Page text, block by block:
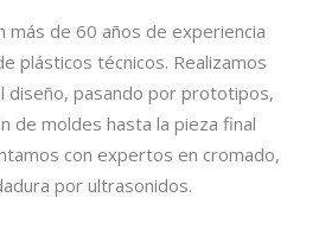
más de 60 años de experiencia
plásticos técnicos. Realizamos
diseño, pasando por prototipos,
de moldes hasta la pieza final
con expertos en cromado,
por ultrasonidos.